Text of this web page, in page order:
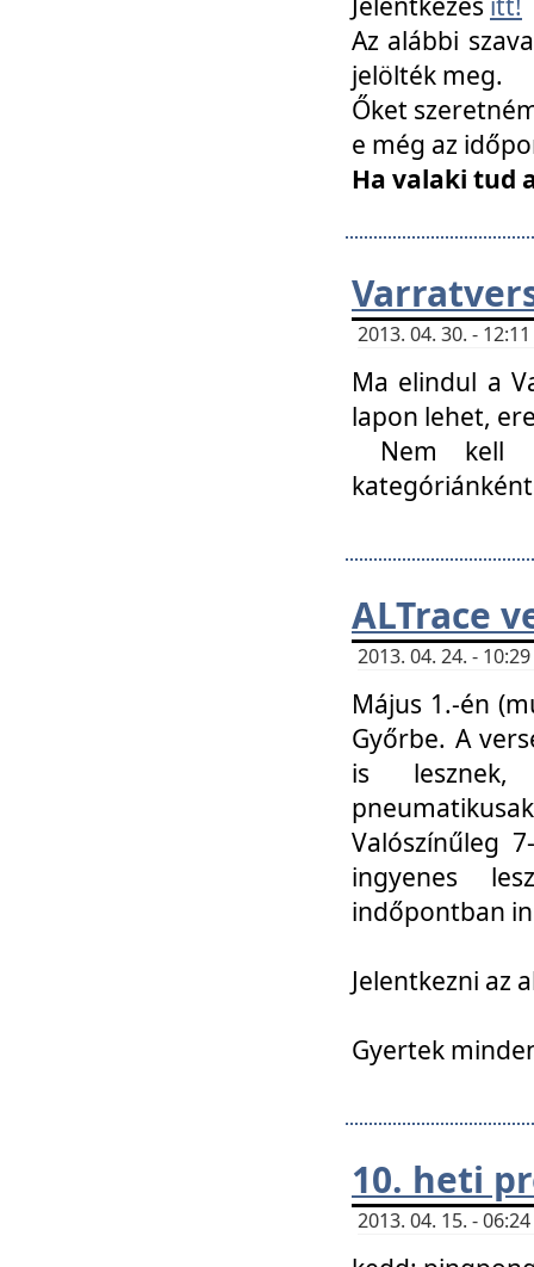
Az alábbi
jelölték meg.
Őket
e még az
Ha valaki tud
2013. 04. 30. -
Ma elindul a
lapon lehet,
Nem kell
ALTrace
2013. 04. 24. -
Május 1.-én
Győrbe. A
is lesznek,
Valószínűleg
ingyenes
indőpontban
Jelentkezni az
Gyertek
10. heti
2013. 04. 15. -